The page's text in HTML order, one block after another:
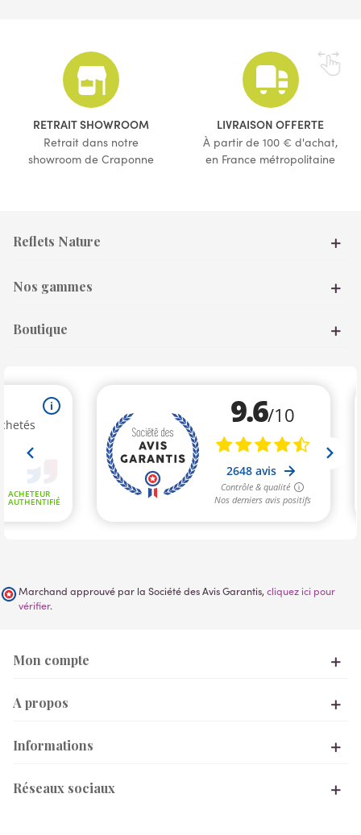
RETRAIT SHOWROOM
Retrait dans notre
showroom de Craponne
LIVRAISON OFFERTE
À partir de 100 € d'achat,
en France métropolitaine
Reflets Nature
Nos gammes
Boutique
Marchand approuvé par la Société des Avis Garantis, cliquez ici pour
vérifier.
Mon compte
A propos
Informations
Réseaux sociaux